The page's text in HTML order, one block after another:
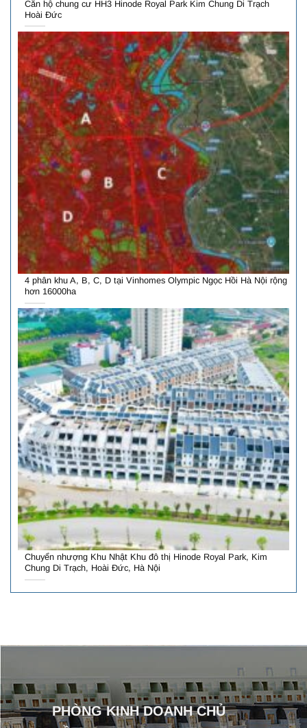
Căn hộ chung cư HH3 Hinode Royal Park Kim Chung Di Trạch
Hoài Đức
4 phân khu A, B, C, D tại Vinhomes Olympic Ngọc Hồi Hà Nội rộng
hơn 16000ha
Chuyển nhượng Khu Nhật Khu đô thị Hinode Royal Park, Kim
Chung Di Trạch, Hoài Đức, Hà Nội
PHÒNG KINH DOANH CHỦ